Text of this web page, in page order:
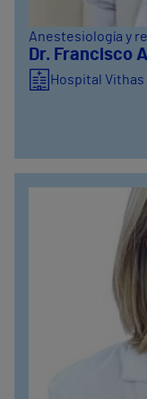
Anestesiología y
Dr. Francisco
Hospital Vithas